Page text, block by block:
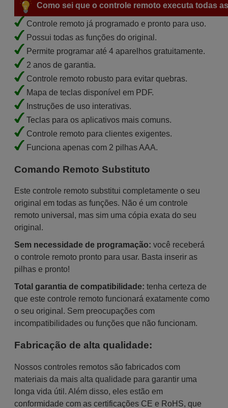
Como sei que o controle remoto executa todas
Controle remoto já programado e pronto para uso.
Possui todas as funções do original.
Permite programar até 4 aparelhos gratuitamente.
2 anos de garantia.
Controle remoto robusto para evitar quebras.
Mapa de teclas disponível em PDF.
Instruções de uso interativas.
Teclas para os aplicativos mais comuns.
Controle remoto para clientes exigentes.
Funciona apenas com 2 pilhas AAA.
Comando Remoto Substituto
Este controle remoto substitui completamente o seu
original em todas as funções. Não é um controle
remoto universal, mas sim uma cópia exata do seu
original.
Sem necessidade de programação: você receberá
o controle remoto pronto para usar. Basta inserir as
pilhas e pronto!
Total garantia de compatibilidade: tenha certeza de
que este controle remoto funcionará exatamente como
o seu original. Sem preocupações com
incompatibilidades ou funções que não funcionam.
Fabricação de alta qualidade:
Nossos controles remotos são fabricados com
materiais da mais alta qualidade para garantir uma
longa vida útil. Além disso, eles estão em
conformidade com as certificações CE e RoHS, que